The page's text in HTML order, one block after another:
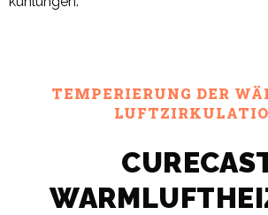
TEMPERIERUNG DER